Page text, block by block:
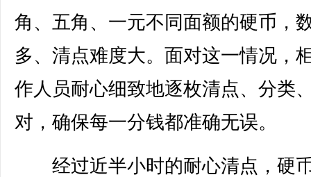
角、五角、一元不同面额的硬币，
多、清点难度大。面对这一情况，
作人员耐心细致地逐枚清点、分类
对，确保每一分钱都准确无误。
经过近半小时的耐心清点，硬